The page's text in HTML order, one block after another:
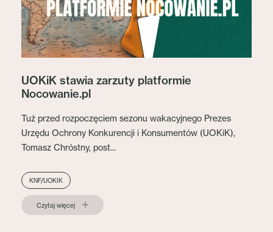
UOKiK stawia zarzuty platformie
Nocowanie.pl
Tuż przed rozpoczęciem sezonu wakacyjnego Prezes
Urzędu Ochrony Konkurencji i Konsumentów (UOKiK),
Tomasz Chróstny, post...
KNF/UOKIK
Czytaj więcej